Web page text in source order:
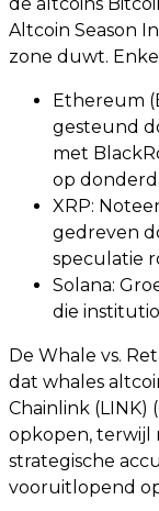
Altcoin Season
zone duwt.
Ethereum
gesteund
met
op
XRP:
gedreven
speculatie
Solana:
die
De Whale vs.
dat whales
Chainlink (LINK)
opkopen, terwijl
strategische
vooruitlopend